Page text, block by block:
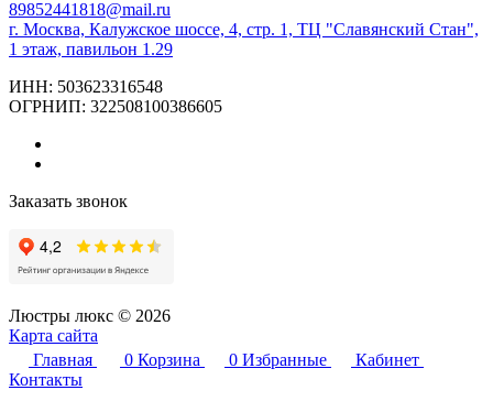
89852441818@mail.ru
г. Москва, Калужское шоссе, 4, стр. 1, ТЦ "Славянский Стан",
1 этаж, павильон 1.29
ИНН: 503623316548
ОГРНИП: 322508100386605
Заказать звонок
Люстры люкс © 2026
Карта сайта
Главная
0 Корзина 0 Избранные
Кабинет
Контакты